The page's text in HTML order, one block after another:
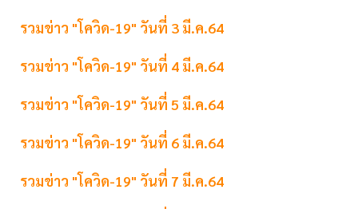
รวมข่าว "โควิด-19" วันที่ 3 มี.ค.64
รวมข่าว "โควิด-19" วันที่ 4 มี.ค.64
รวมข่าว "โควิด-19" วันที่ 5 มี.ค.64
รวมข่าว "โควิด-19" วันที่ 6 มี.ค.64
รวมข่าว "โควิด-19" วันที่ 7 มี.ค.64